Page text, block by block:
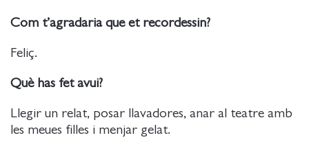
Com t’agradaria que et recordessin?
Feliç.
Què has fet avui?
Llegir un relat, posar llavadores, anar al teatre amb
les meues filles i menjar gelat.